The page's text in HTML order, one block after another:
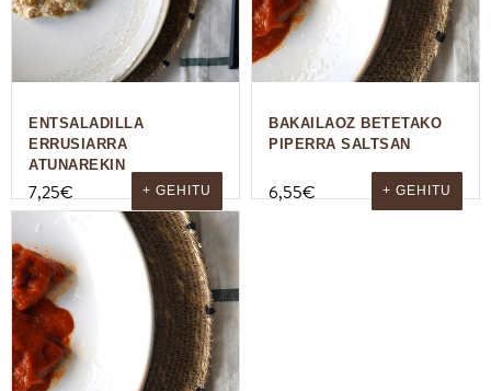
ENTSALADILLA
ERRUSIARRA
ATUNAREKIN
7,25€ + GEHITU
BAKAILAOZ BETETAKO
PIPERRA SALTSAN
6,55€ + GEHITU